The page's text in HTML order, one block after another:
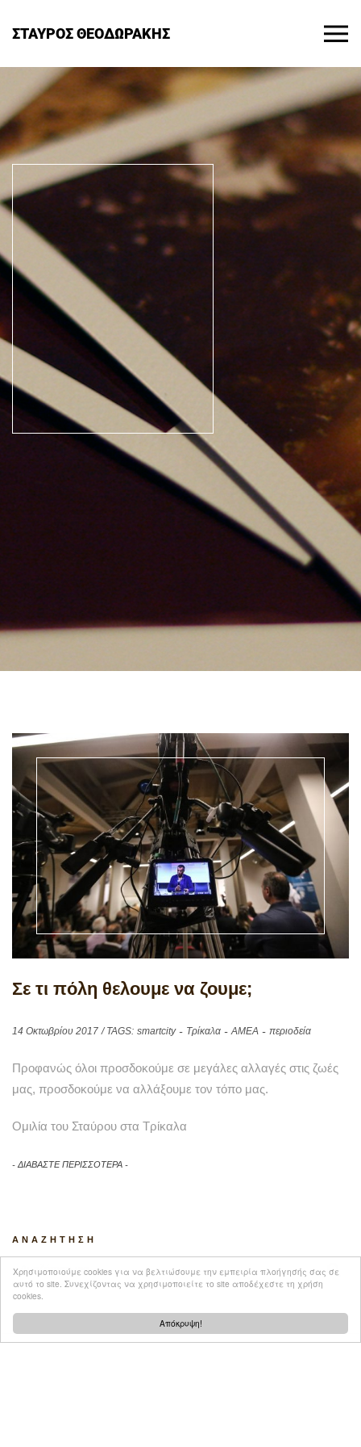
Απόκρυψη!
Χρησιμοποιούμε cookies για να βελτιώσουμε την εμπειρία πλοήγησής σας σε
αυτό το site. Συνεχίζοντας να χρησιμοποιείτε το site αποδέχεστε τη χρήση
cookies.
ΣΤΑΥΡΟΣ ΘΕΟΔΩΡΑΚΗΣ
Σε τι πόλη θελουμε να ζουμε;
14 Οκτωβρίου 2017 / TAGS: smartcity Tρίκαλα ΑΜΕΑ περιοδεία
Προφανώς όλοι προσδοκούμε σε μεγάλες αλλαγές στις ζωές
μας, προσδοκούμε να αλλάξουμε τον τόπο μας.
Ομιλία του Σταύρου στα Τρίκαλα
ΔΙΑΒΑΣΤΕ ΠΕΡΙΣΣΟΤΕΡΑ
ANAZHTHΣΗ